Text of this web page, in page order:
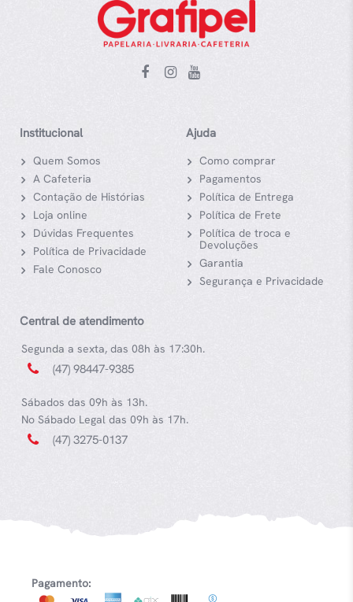
Institucional
Quem Somos
A Cafeteria
Contação de Histórias
Loja online
Dúvidas Frequentes
Política de Privacidade
Fale Conosco
Ajuda
Como comprar
Pagamentos
Política de Entrega
Política de Frete
Política de troca e
Devoluções
Garantia
Segurança e Privacidade
Central de atendimento
Segunda a sexta, das 08h às 17:30h.
(47) 98447-9385
Sábados das 09h às 13h.
No Sábado Legal das 09h às 17h.
(47) 3275-0137
Pagamento: